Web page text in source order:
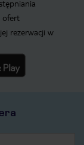
ofert
rezerwacji w